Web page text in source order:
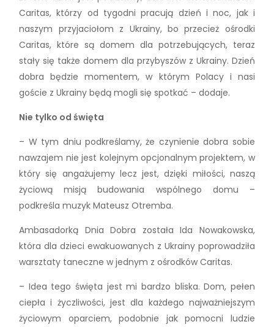
Caritas, którzy od tygodni pracują dzień i noc, jak i
naszym przyjaciołom z Ukrainy, bo przecież ośrodki
Caritas, które są domem dla potrzebujących, teraz
stały się także domem dla przybyszów z Ukrainy. Dzień
dobra będzie momentem, w którym Polacy i nasi
goście z Ukrainy będą mogli się spotkać – dodaje.
Nie tylko od święta
– W tym dniu podkreślamy, że czynienie dobra sobie
nawzajem nie jest kolejnym opcjonalnym projektem, w
który się angażujemy lecz jest, dzięki miłości, naszą
życiową misją budowania wspólnego domu –
podkreśla muzyk Mateusz Otremba.
Ambasadorką Dnia Dobra została Ida Nowakowska,
która dla dzieci ewakuowanych z Ukrainy poprowadziła
warsztaty taneczne w jednym z ośrodków Caritas.
– Idea tego święta jest mi bardzo bliska. Dom, pełen
ciepła i życzliwości, jest dla każdego najważniejszym
życiowym oparciem, podobnie jak pomocni ludzie